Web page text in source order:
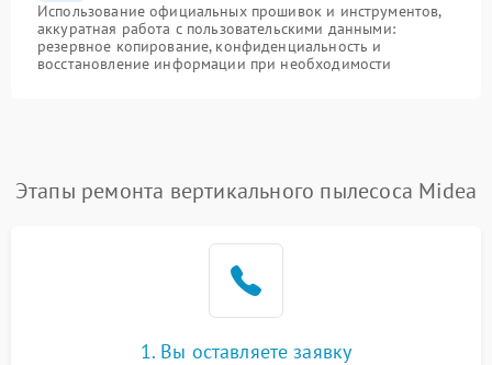
Использование официальных прошивок и инструментов,
аккуратная работа с пользовательскими данными:
резервное копирование, конфиденциальность и
восстановление информации при необходимости
Этапы ремонта вертикального пылесоса Midea
1. Вы оставляете заявку